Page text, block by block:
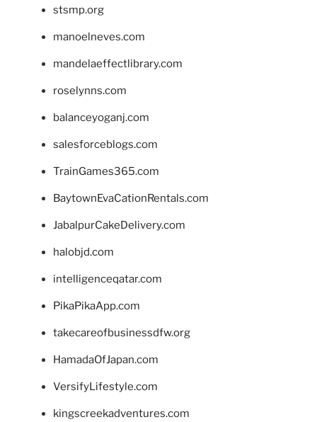
stsmp.org
manoelneves.com
mandelaeffectlibrary.com
roselynns.com
balanceyoganj.com
salesforceblogs.com
TrainGames365.com
BaytownEvaCationRentals.com
JabalpurCakeDelivery.com
halobjd.com
intelligenceqatar.com
PikaPikaApp.com
takecareofbusinessdfw.org
HamadaOfJapan.com
VersifyLifestyle.com
kingscreekadventures.com